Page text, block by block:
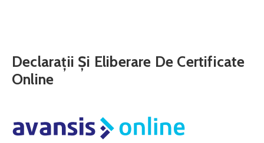
Declarații Și Eliberare De Certificate
Online